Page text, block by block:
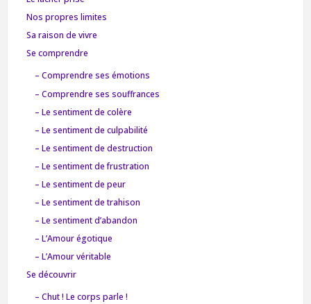
Nos propres limites
Sa raison de vivre
Se comprendre
– Comprendre ses émotions
– Comprendre ses souffrances
– Le sentiment de colère
– Le sentiment de culpabilité
– Le sentiment de destruction
– Le sentiment de frustration
– Le sentiment de peur
– Le sentiment de trahison
– Le sentiment d’abandon
– L’Amour égotique
– L’Amour véritable
Se découvrir
– Chut ! Le corps parle !